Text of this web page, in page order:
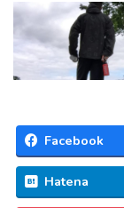
Facebook
Hatena